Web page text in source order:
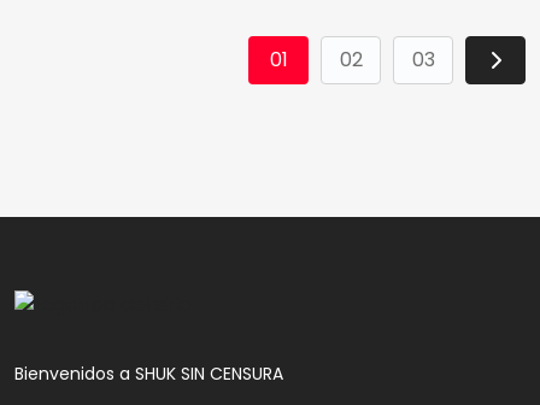
01 02 03
Bienvenidos a SHUK SIN CENSURA